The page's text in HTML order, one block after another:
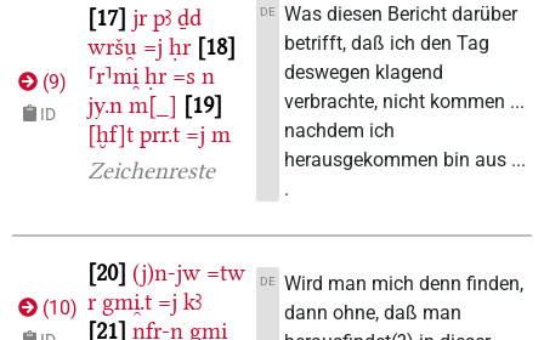
(9)
ID
17 jr pꜣ ḏd
wršu̯ =j ḥr 18
⸢r⸣mi̯ ḥr =s n
jy.n m[_]
19
[ḫf]t prr.t =j m
Zeichenreste
DE Was diesen Bericht darüber
betrifft, daß ich den Tag
deswegen klagend
verbrachte, nicht kommen ...
nachdem ich
herausgekommen bin aus ...
.
(10)
20 (j)n-jw =tw
r gmi̯.t =j kꜣ
21 nfr-n gmi̯
DE Wird man mich denn finden,
dann ohne, daß man